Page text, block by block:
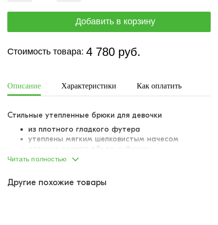
Стоимость товара: 4 780 руб.
Описание Характеристики Как оплатить
Стильные утепленные брюки для девочки
из плотного гладкого футера
утеплены мягким шелковистым начесом
отлично держат объем и форму
силуэт "багги"
продублирована шнурком-завязкой
Читать полностью
Другие похожие товары